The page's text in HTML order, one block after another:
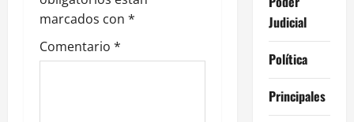
e
e
marcados con *
Comentario *
Judicial
Política
Principales